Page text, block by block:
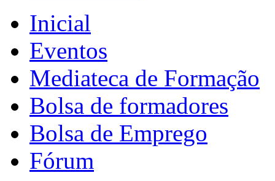
Inicial
Eventos
Mediateca de Formação
Bolsa de formadores
Bolsa de Emprego
Fórum